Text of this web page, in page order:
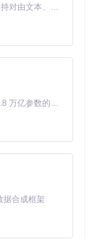
MiniMax H3 是一个通用的全模态生成系统。它支持对由文本、图像、视频和音频组成的多模态上下文进行统一理解，并能生成分辨率高达 2K、时长可达 15 秒的带原生立体声音频的视频。得益于面向任务泛化的系统设计，H3 在预训练阶段就已具备广泛的多模态上下文理解与生成能力，能够出色地执行复杂的多模态指令。
Kimi K3 是Kimi能力最强的模型：这是一个拥有 2.8 万亿参数的混合专家（MoE）模型，具备原生视觉理解能力，并支持 100 万 token 的上下文窗口。
据合成框架